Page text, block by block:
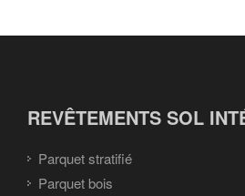
REVÊTEMENTS SOL
Parquet stratifié
Parquet bois